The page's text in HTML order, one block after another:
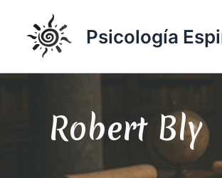
contenido
Psicología
Robert Bly